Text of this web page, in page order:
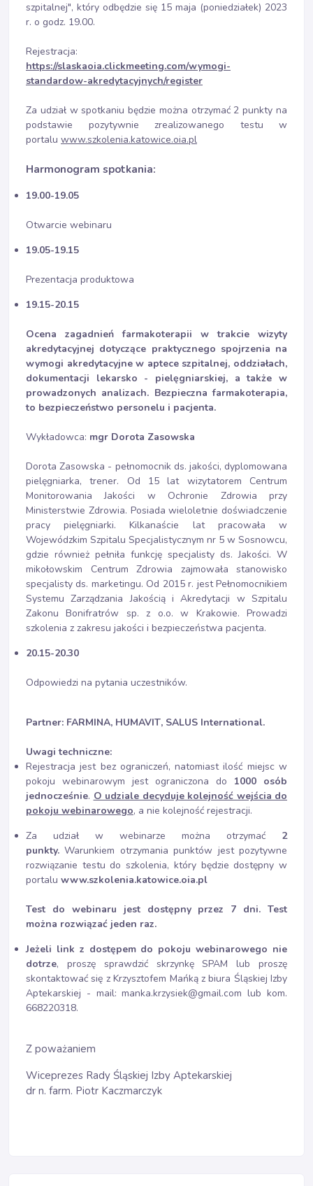
szpitalnej", który odbędzie się 15 maja (poniedziałek) 2023
r. o godz. 19.00.
Rejestracja:
https://slaskaoia.clickmeeting.com/wymogi-
standardow-akredytacyjnych/register
Za udział w spotkaniu będzie można otrzymać 2 punkty na
podstawie pozytywnie zrealizowanego testu w
portalu www.szkolenia.katowice.oia.pl
Harmonogram spotkania:
19.00-19.05
Otwarcie webinaru
19.05-19.15
Prezentacja produktowa
19.15-20.15
Ocena zagadnień farmakoterapii w trakcie wizyty
akredytacyjnej dotyczące praktycznego spojrzenia na
wymogi akredytacyjne w aptece szpitalnej, oddziałach,
dokumentacji lekarsko - pielęgniarskiej, a także w
prowadzonych analizach. Bezpieczna farmakoterapia,
to bezpieczeństwo personelu i pacjenta.
Wykładowca: mgr Dorota Zasowska
Dorota Zasowska - pełnomocnik ds. jakości, dyplomowana
pielęgniarka, trener. Od 15 lat wizytatorem Centrum
Monitorowania Jakości w Ochronie Zdrowia przy
Ministerstwie Zdrowia. Posiada wieloletnie doświadczenie
pracy pielęgniarki. Kilkanaście lat pracowała w
Wojewódzkim Szpitalu Specjalistycznym nr 5 w Sosnowcu,
gdzie również pełniła funkcję specjalisty ds. Jakości. W
mikołowskim Centrum Zdrowia zajmowała stanowisko
specjalisty ds. marketingu. Od 2015 r. jest Pełnomocnikiem
Systemu Zarządzania Jakością i Akredytacji w Szpitalu
Zakonu Bonifratrów sp. z o.o. w Krakowie. Prowadzi
szkolenia z zakresu jakości i bezpieczeństwa pacjenta.
20.15-20.30
Odpowiedzi na pytania uczestników.
Partner: FARMINA, HUMAVIT, SALUS International.
Uwagi techniczne:
Rejestracja jest bez ograniczeń, natomiast ilość miejsc w
pokoju webinarowym jest ograniczona do 1000 osób
jednocześnie. O udziale decyduje kolejność wejścia do
pokoju webinarowego, a nie kolejność rejestracji.
Za udział w webinarze można otrzymać 2
punkty. Warunkiem otrzymania punktów jest pozytywne
rozwiązanie testu do szkolenia, który będzie dostępny w
portalu www.szkolenia.katowice.oia.pl
Test do webinaru jest dostępny przez 7 dni. Test
można rozwiązać jeden raz.
Jeżeli link z dostępem do pokoju webinarowego nie
dotrze, proszę sprawdzić skrzynkę SPAM lub proszę
skontaktować się z Krzysztofem Mańką z biura Śląskiej Izby
Aptekarskiej - mail: manka.krzysiek@gmail.com lub kom.
668220318.
Z poważaniem
Wiceprezes Rady Śląskiej Izby Aptekarskiej
dr n. farm. Piotr Kaczmarczyk